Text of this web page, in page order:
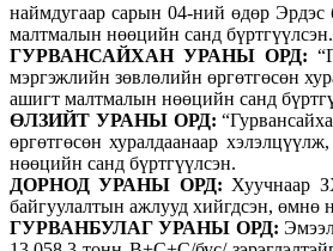
наймдугаар сарын 04-ний өдөр
малтмалын нөөцийн санд бүртгүүлсэн.
ГУРВАНСАЙХАН УРАНЫ ОРД:
мэргэжлийн зөвлөлийн өргөтгөсөн
ашигт малтмалын нөөцийн санд
ӨЛЗИЙТ УРАНЫ ОРД:
өргөтгөсөн хуралдаанаар
нөөцийн санд бүртгүүлсэн.
ДОРНОД УРАНЫ ОРД: Хуучнаар
байгуулалтын ажлууд хийгдсэн, өмнө
ГУРВАНБУЛАГ УРАНЫ ОРД: